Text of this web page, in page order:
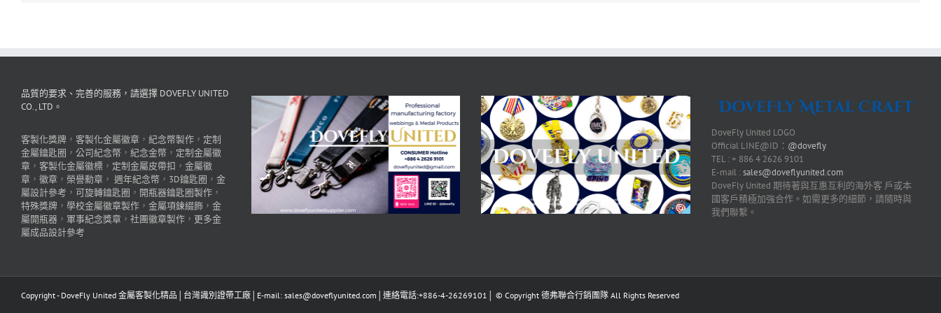
品質的要求、完善的服務，請選擇 DOVEFLY UNITED
CO., LTD。
客製化獎牌 ， 客製化金屬徽章 ， 紀念幣製作 ， 定制
金屬鑰匙圈 ， 公司紀念幣 ， 紀念金幣 ， 定制金屬徽
章 ， 客製化金屬徽標 ， 定制金屬皮帶扣 ， 金屬徽
章 ， 徽章 ， 榮譽勳章 ， 週年紀念幣 ， 3D鑰匙圈 ， 金
屬設計參考 ， 可旋轉鑰匙圈 ， 開瓶器鑰匙圈製作 ，
特殊獎牌 ， 學校金屬徽章製作 ， 金屬項鍊綴飾 ， 金
屬開瓶器 ， 軍事紀念獎章 ， 社團徽章製作 ， 更多金
屬成品設計參考
DoveFly United LOGO
Official LINE@ID： @dovefly
TEL : + 886 4 2626 9101
E-mail :sales@doveflyunited.com
DoveFly United 期待著與互惠互利的海外客 戶或本
國客戶積極加強合作。如需更多的細節，請隨時與
我們聯繫。
Copyright - DoveFly United 金屬客製化精品│台灣識別證帶工廠│E-mail: sales@doveflyunited.com│連絡電話:+886-4-26269101│ © Copyright 德弗聯合行銷團隊 All Rights Reserved